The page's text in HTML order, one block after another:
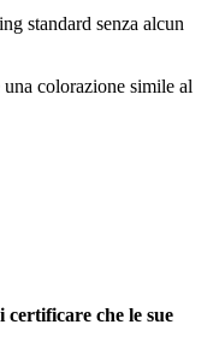
standard senza alcun
colorazione simile al
che le sue